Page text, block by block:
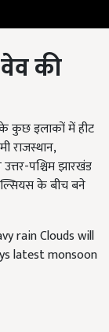
की
कुछ इलाकों में हीट
राजस्थान,
उत्तर-पश्चिम झारखंड
के बीच बने
rain Clouds will
latest monsoon